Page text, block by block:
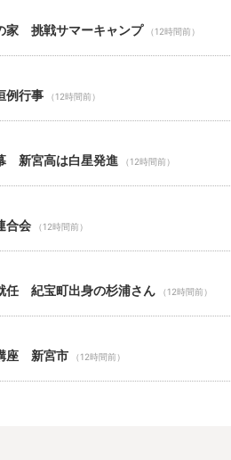
家 挑戦サマーキャンプ （12時間前）
例行事 （12時間前）
新宮高は白星発進 （12時間前）
合会 （12時間前）
任 紀宝町出身の杉浦さん （12時間前）
座 新宮市 （12時間前）